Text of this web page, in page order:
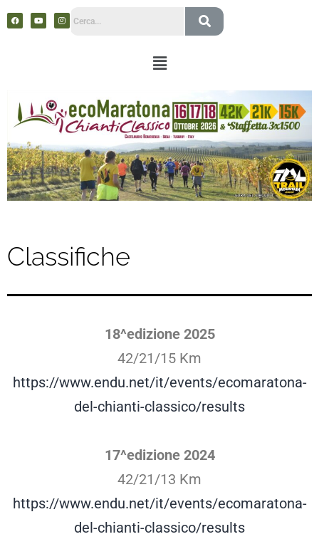
Classifiche
18^edizione 2025
42/21/15 Km
https://www.endu.net/it/events/ecomaratona-
del-chianti-classico/results
17^edizione 2024
42/21/13 Km
https://www.endu.net/it/events/ecomaratona-
del-chianti-classico/results